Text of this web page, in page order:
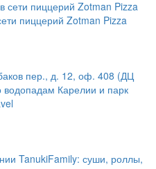
пиццерий Zotman Pizza
Карелии и парк